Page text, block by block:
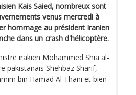
Kais Saied, nombreux sont
venus mercredi à
hommage au président Iranien
dans un crash d'hélicoptère.
irakien Mohammed Shia al-
pakistanais Shehbaz Sharif,
bin Hamad Al Thani et bien